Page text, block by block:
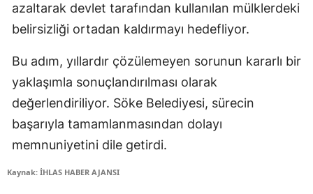
azaltarak devlet tarafından kullanılan mülklerdeki
belirsizliği ortadan kaldırmayı hedefliyor.
Bu adım, yıllardır çözülemeyen sorunun kararlı bir
yaklaşımla sonuçlandırılması olarak
değerlendiriliyor. Söke Belediyesi, sürecin
başarıyla tamamlanmasından dolayı
memnuniyetini dile getirdi.
Kaynak: İHLAS HABER AJANSI